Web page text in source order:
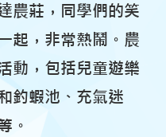
農莊，同學們的笑
起，非常熱鬧。農
動，包括兒童遊樂
釣蝦池、充氣迷
。